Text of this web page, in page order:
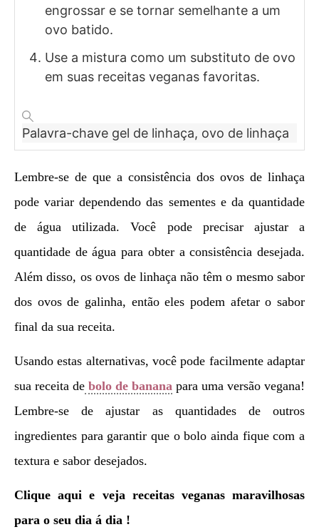
engrossar e se tornar semelhante a um
ovo batido.
Use a mistura como um substituto de ovo
em suas receitas veganas favoritas.
Palavra-chave gel de linhaça, ovo de linhaça
Lembre-se de que a consistência dos ovos de linhaça
pode variar dependendo das sementes e da quantidade
de água utilizada. Você pode precisar ajustar a
quantidade de água para obter a consistência desejada.
Além disso, os ovos de linhaça não têm o mesmo sabor
dos ovos de galinha, então eles podem afetar o sabor
final da sua receita.
Usando estas alternativas, você pode facilmente adaptar
sua receita de bolo de banana para uma versão vegana!
Lembre-se de ajustar as quantidades de outros
ingredientes para garantir que o bolo ainda fique com a
textura e sabor desejados.
Clique aqui e veja receitas veganas maravilhosas
para o seu dia á dia !